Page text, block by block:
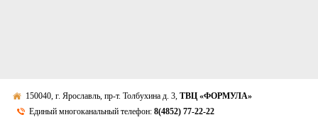
150040, г. Ярославль, пр-т. Толбухина д. 3,ТВЦ «ФОРМУЛА»
Единый многоканальный телефон:8(4852) 77-22-22